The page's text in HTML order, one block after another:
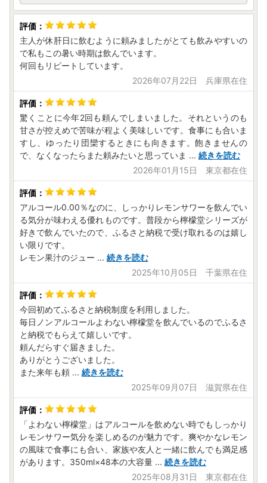
主人が休肝日に飲むように頼みましたがとても飲みやすいの
で私もこの暑い時期は飲んでいます。
何回もリピートしています。
2026年07月22日 兵庫県在住
驚くことに今年2回も頼んでしまいました。それというのも
甘さが控えめで苦味が程よく美味しいです。食事にも合いま
すし、ゆったり団欒するときにも向きます。飽きませんの
で、なくなったらまた頼みたいと思っていま ... 続きを読む
2026年01月15日 東京都在住
アルコール0.00％なのに、しっかりレモンサワーを飲んでい
る気分が味わえる優れものです。普段から檸檬堂シリーズが
好きで飲んでいたので、ふるさと納税で受け取れるのは嬉し
い限りです。
レモン果汁のジュー ... 続きを読む
2025年10月05日 千葉県在住
今回初めてふるさと納税制度を利用しました。
毎日ノンアルコールよわない檸檬堂を飲んでいるのでふるさ
と納税でもらえて嬉しいです。
頼んだらすぐ届きました。
ありがとうございました。
また来年も頼 ... 続きを読む
2025年09月07日 滋賀県在住
「よわない檸檬堂」はアルコールを飲めない時でもしっかり
レモンサワー気分を楽しめるのが魅力です。爽やかなレモン
の風味で食事にも合い、家族や友人と一緒に飲んでも満足感
があります。350ml×48本の大容量 ... 続きを読む
2025年08月31日 東京都在住